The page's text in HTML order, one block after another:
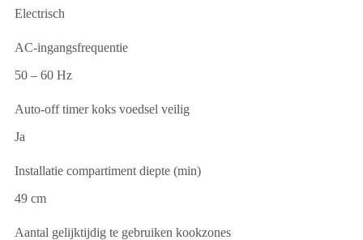
Electrisch
AC-ingangsfrequentie
50 – 60 Hz
Auto-off timer koks voedsel veilig
Ja
Installatie compartiment diepte (min)
49 cm
Aantal gelijktijdig te gebruiken kookzones